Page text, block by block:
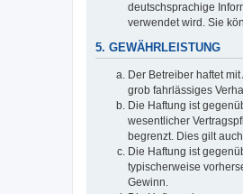
deutschsprachige
verwendet wird. Sie
5. GEWÄHRLEISTUNG
Der Betreiber haftet
grob fahrlässiges
Die Haftung ist
wesentlicher
begrenzt. Dies gilt
Die Haftung ist
typischerweise
Gewinn.